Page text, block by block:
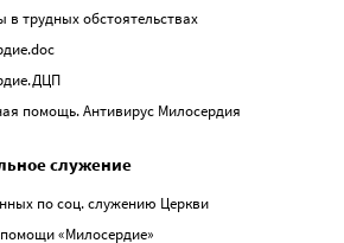
в трудных обстоятельствах
помощь. Антивирус Милосердия
служение
по соц. служению Церкви
«Милосердие»